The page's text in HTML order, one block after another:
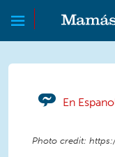
Skip to main content
Skip to main content
En
Photo credit: